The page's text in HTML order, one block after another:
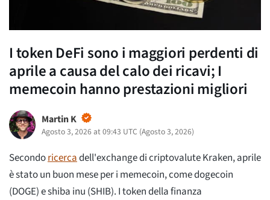
I token DeFi sono i maggiori perdenti di
aprile a causa del calo dei ricavi; I
memecoin hanno prestazioni migliori
Martin K
Agosto 3, 2026 at 09:43 UTC (Agosto 3, 2026)
Secondoricercadell'exchange di criptovalute Kraken, aprile
è stato un buon mese per i memecoin, come dogecoin
(DOGE) e shiba inu (SHIB). I token della finanza